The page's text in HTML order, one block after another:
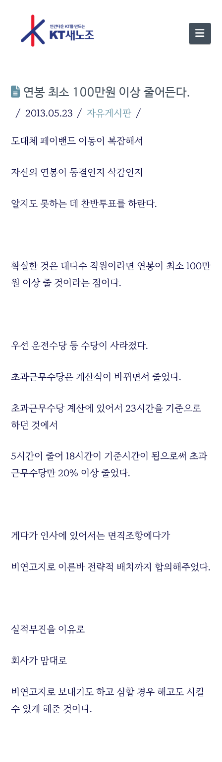
연봉 최소 100만원 이상 줄어든다.
2013.05.23 자유게시판
도대체 페이밴드 이동이 복잡해서
자신의 연봉이 동결인지 삭감인지
알지도 못하는 데 찬반투표를 하란다.
확실한 것은 대다수 직원이라면 연봉이 최소 100만
원 이상 줄 것이라는 점이다.
우선 운전수당 등 수당이 사라졌다.
초과근무수당은 계산식이 바뀌면서 줄었다.
초과근무수당 계산에 있어서 23시간을 기준으로
하던 것에서
5시간이 줄어 18시간이 기준시간이 됨으로써 초과
근무수당만 20% 이상 줄었다.
게다가 인사에 있어서는 면직조항에다가
비연고지로 이른바 전략적 배치까지 합의해주었다.
실적부진을 이유로
회사가 맘대로
비연고지로 보내기도 하고 심할 경우 해고도 시킬
수 있게 해준 것이다.